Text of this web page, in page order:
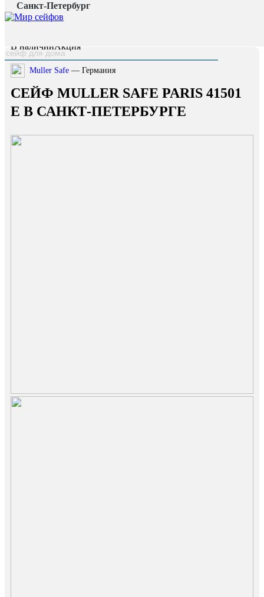
Санкт-Петербург
Главная страница /
Каталог /
В наличииАкция
Muller Safe — Германия
СЕЙФ MULLER SAFE PARIS 41501
E В САНКТ-ПЕТЕРБУРГЕ